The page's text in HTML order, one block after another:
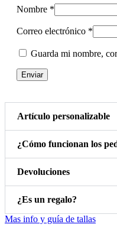
Nombre *
Correo electrónico *
Guarda mi nombre,
Artículo personalizable
¿Cómo funcionan los
Devoluciones
¿Es un regalo?
Mas info y guía de tallas